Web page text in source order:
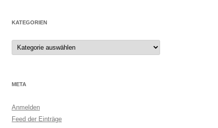
KATEGORIEN
Kategorien
META
Anmelden
Feed der Einträge